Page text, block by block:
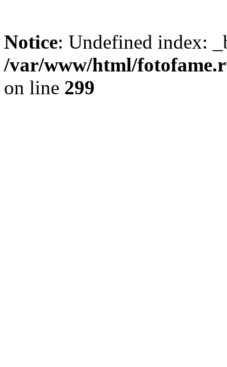
Notice: Undefined index:
/var/www/html/
on line 299